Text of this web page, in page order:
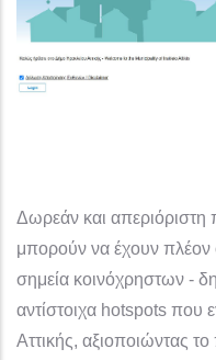
Δωρεάν και απεριόριστη
μπορούν να έχουν πλέον
σημεία κοινόχρηστων -
αντίστοιχα hotspots που
Αττικής, αξιοποιώντας